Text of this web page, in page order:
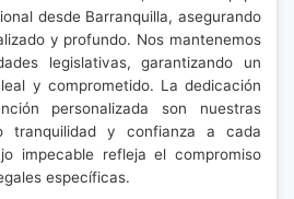
desde Barranquilla, asegurando
y profundo. Nos mantenemos
legislativas, garantizando un
y comprometido. La dedicación
personalizada son nuestras
tranquilidad y confianza a cada
impecable refleja el compromiso
específicas.